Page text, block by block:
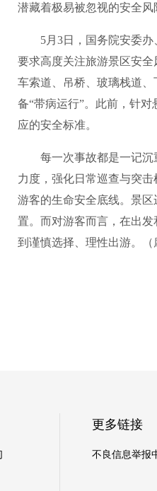
潜藏着极易被忽视的安全风
5月3日，国务院安委办
要求高度关注旅游景区安
车索道、吊桥、玻璃栈道
备“带病运行”。此前，针
应的安全标准。
每一次事故都是一记沉重
力度，强化日常巡查与突
游客的生命安全底线。景
置。而对游客而言，在出
到谨慎选择、理性出游。（
更多链接
不良信息举报